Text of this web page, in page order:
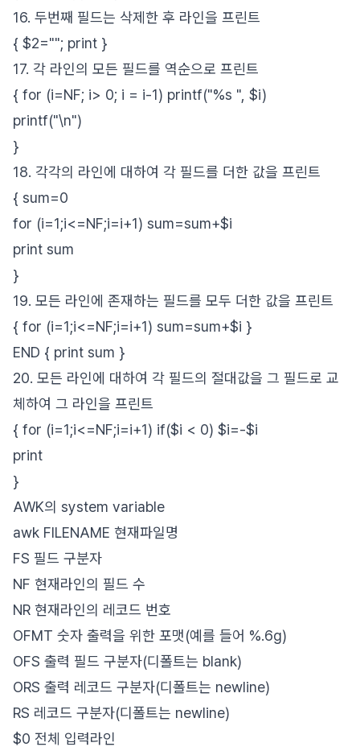
16. 두번째 필드는 삭제한 후 라인을 프린트
{ $2=""; print }
17. 각 라인의 모든 필드를 역순으로 프린트
{ for (i=NF; i> 0; i = i-1) printf("%s ", $i)
printf("\n")
}
18. 각각의 라인에 대하여 각 필드를 더한 값을 프린트
{ sum=0
for (i=1;i<=NF;i=i+1) sum=sum+$i
print sum
}
19. 모든 라인에 존재하는 필드를 모두 더한 값을 프린트
{ for (i=1;i<=NF;i=i+1) sum=sum+$i }
END { print sum }
20. 모든 라인에 대하여 각 필드의 절대값을 그 필드로 교
체하여 그 라인을 프린트
{ for (i=1;i<=NF;i=i+1) if($i < 0) $i=-$i
print
}
AWK의 system variable
awk FILENAME 현재파일명
FS 필드 구분자
NF 현재라인의 필드 수
NR 현재라인의 레코드 번호
OFMT 숫자 출력을 위한 포맷(예를 들어 %.6g)
OFS 출력 필드 구분자(디폴트는 blank)
ORS 출력 레코드 구분자(디폴트는 newline)
RS 레코드 구분자(디폴트는 newline)
$0 전체 입력라인